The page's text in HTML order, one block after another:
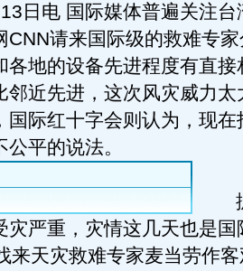
电 国际媒体普遍关注台
CNN请来国际级的救难专
各地的设备先进程度有直接
邻近先进，这次风灾威力太
国际红十字会则认为，现
平的说法。
据
灾严重，灾情这几天也是国
来天灾救难专家麦当劳作